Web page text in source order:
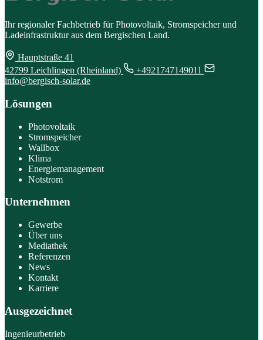
Ihr regionaler Fachbetrieb für Photovoltaik, Stromspeicher und
Ladeinfrastruktur aus dem Bergischen Land.
Hauptstraße 41
42799 Leichlingen (Rheinland)
+4921747149011
info@bergisch-solar.de
Lösungen
Photovoltaik
Stromspeicher
Wallbox
Klima
Energiemanagement
Notstrom
Unternehmen
Gewerbe
Über uns
Mediathek
Referenzen
News
Kontakt
Karriere
Ausgezeichnet
Ingenieurbetrieb